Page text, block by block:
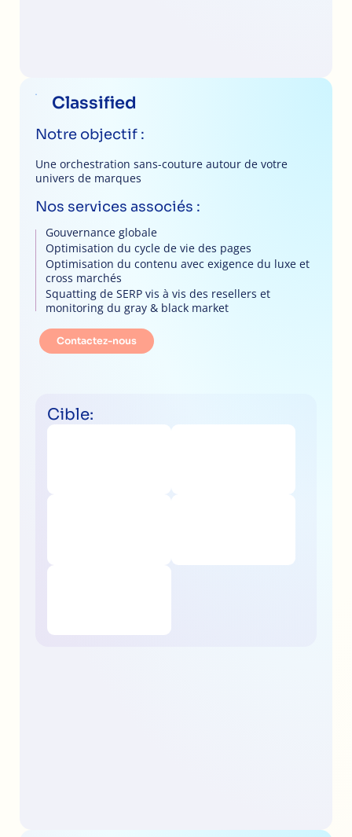
Classified
Notre objectif :
Une orchestration sans-couture autour de votre
univers de marques
Nos services associés :
Gouvernance globale
Optimisation du cycle de vie des pages
Optimisation du contenu avec exigence du luxe et
cross marchés
Squatting de SERP vis à vis des resellers et
monitoring du gray & black market
Contactez-nous
Cible: